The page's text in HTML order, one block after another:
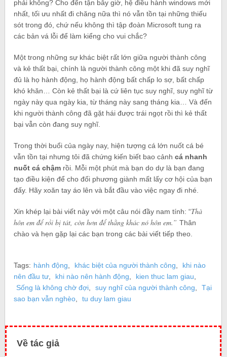
phải không? Cho đến tận bây giờ, hệ điều hành windows mới
nhất, tối ưu nhất đi chăng nữa thì nó vẫn tồn tại những thiếu
sót trong đó, chứ nếu không thì tập đoàn Microsoft tung ra
các bản vá lỗi để làm kiểng cho vui chắc?
Một trong những sự khác biệt rất lớn giữa người thành công
và kẻ thất bại, chính là người thành công một khi đã suy nghĩ
đủ là họ hành động, họ hành động bất chấp lo sợ, bất chấp
khó khăn… Còn kẻ thất bại là cứ liên tục suy nghĩ, suy nghĩ từ
ngày này qua ngày kia, từ tháng này sang tháng kia… Và đến
khi người thành công đã gặt hái được trái ngọt rồi thì kẻ thất
bại vẫn còn đang suy nghĩ.
Trong thời buổi của ngày nay, hiện tượng cá lớn nuốt cá bé
vẫn tồn tại nhưng tôi đã chứng kiến biết bao cảnhcá nhanh
nuốt cá chậm rồi. Mỗi một phút mà bạn do dự là bạn đang
tạo điều kiện để cho đối phương giành mất lấy cơ hội của bạn
đấy. Hãy xoăn tay áo lên và bắt đầu vào việc ngay đi nhé.
Xin khép lại bài viết này với một câu nói đầy nam tính: “Thà
hôn em để rồi bị tát, còn hơn để thằng khác nó hôn em.”Thân
chào và hẹn gặp lại các bạn trong các bài viết tiếp theo.
Tags: hành động khác biệt của người thành công
khi nào
nên đầu tư
khi nào nên hành động kien thuc lam giau
Sống là không chờ đợi
suy nghĩ của người thành công
Tại
sao bạn vẫn nghèo
tu duy lam giau
Về tác giả